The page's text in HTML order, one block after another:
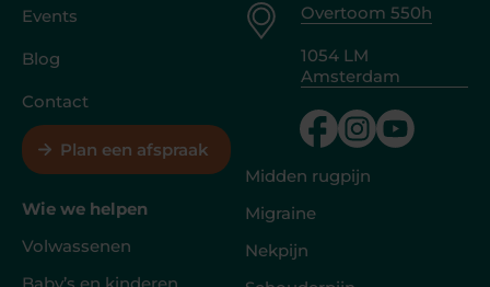
Events
Blog
Contact
Plan een afspraak
Overtoom 550h
1054 LM
Amsterdam
Wie we helpen
Volwassenen
Baby’s en kinderen
Midden rugpijn
Migraine
Nekpijn